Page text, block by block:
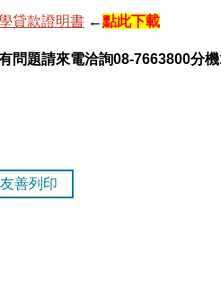
貸款證明書 ←點此下載
問題請來電洽詢08-7663800分
友善列印